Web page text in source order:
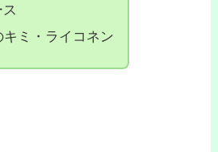
キミ・ライコネン